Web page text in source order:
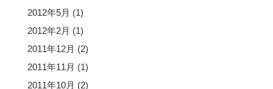
2012年5月 (1)
2012年2月 (1)
2011年12月 (2)
2011年11月 (1)
2011年10月 (2)